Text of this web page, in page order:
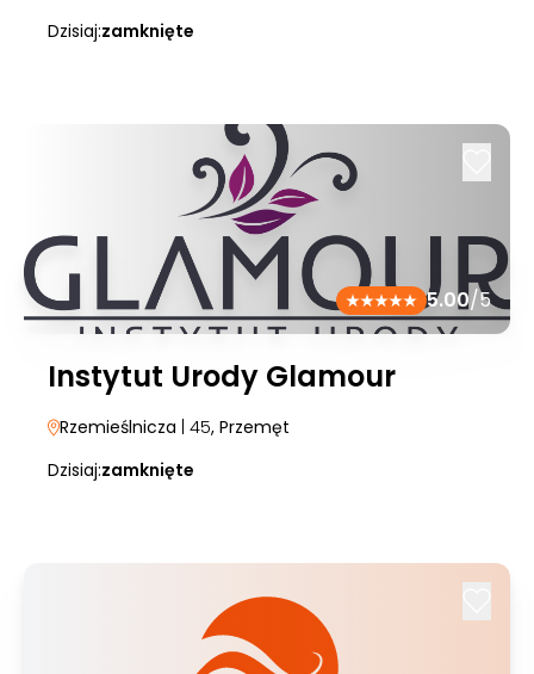
Dzisiaj:zamknięte
5.00/5
Instytut Urody Glamour
Rzemieślnicza | 45, Przemęt
Dzisiaj:zamknięte